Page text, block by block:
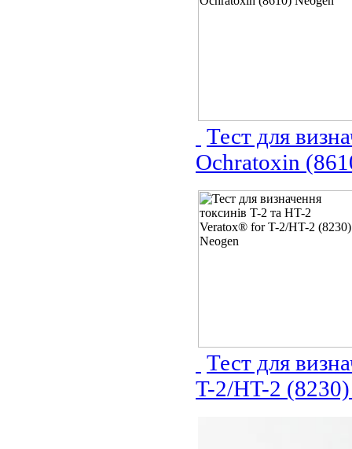
Тест для
Ochratoxin
Тест для
T-2/HT-2